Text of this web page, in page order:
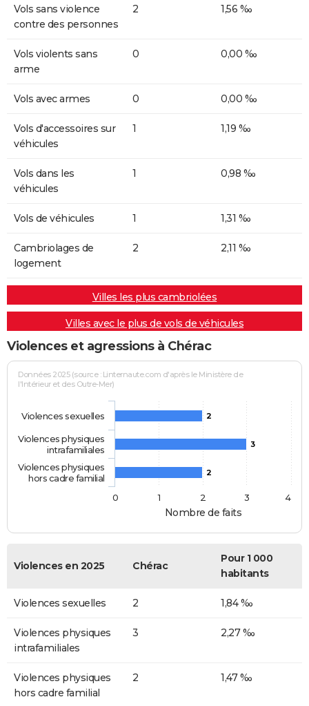
Vols sans violence
contre des personnes
2 1,56 ‰
Vols violents sans
arme
0 0,00 ‰
Vols avec armes 0 0,00 ‰
Vols d'accessoires sur
véhicules
1 1,19 ‰
Vols dans les
véhicules
1 0,98 ‰
Vols de véhicules 1 1,31 ‰
Cambriolages de
logement
2 2,11 ‰
Villes les plus cambriolées
Villes avec le plus de vols de véhicules
Violences et agressions à Chérac
Nombre de faits
Données 2025 (source : Linternaute.com d'après le Ministère de
l'Intérieur et des Outre-Mer)
2
3
2
Violences sexuelles
Violences physiques
intrafamiliales
Violences physiques
hors cadre familial
0
1 2 3 4
Violences en 2025 Chérac
Pour 1 000
habitants
Violences sexuelles 2 1,84 ‰
Violences physiques
intrafamiliales
3 2,27 ‰
Violences physiques
hors cadre familial
2 1,47 ‰